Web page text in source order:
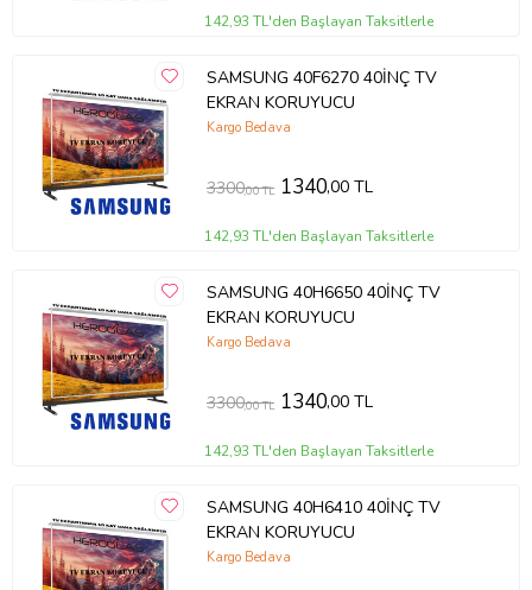
142,93 TL'den Başlayan Taksitlerle
SAMSUNG 40F6270 40İNÇ TV
EKRAN KORUYUCU
Kargo Bedava
3300,00 TL 1340,00 TL
142,93 TL'den Başlayan Taksitlerle
SAMSUNG 40H6650 40İNÇ TV
EKRAN KORUYUCU
Kargo Bedava
3300,00 TL 1340,00 TL
142,93 TL'den Başlayan Taksitlerle
SAMSUNG 40H6410 40İNÇ TV
EKRAN KORUYUCU
Kargo Bedava